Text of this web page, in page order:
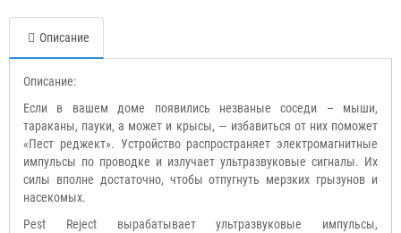
Описание
Описание:
Если в вашем доме появились незваные соседи – мыши,
тараканы, пауки, а может и крысы, ― избавиться от них поможет
«Пест реджект». Устройство распространяет электромагнитные
импульсы по проводке и излучает ультразвуковые сигналы. Их
силы вполне достаточно, чтобы отпугнуть мерзких грызунов и
насекомых.
Pest Reject вырабатывает ультразвуковые импульсы,